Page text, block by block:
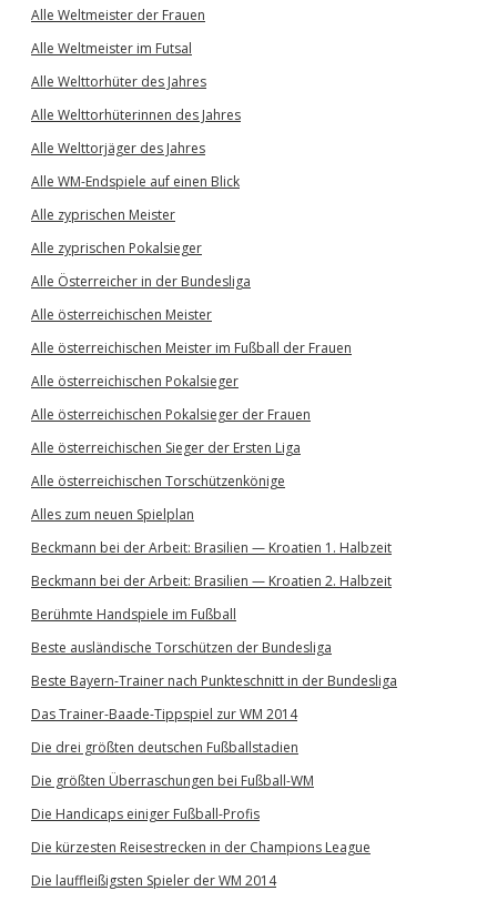
Alle Weltmeister der Frauen
Alle Weltmeister im Futsal
Alle Welttorhüter des Jahres
Alle Welttorhüterinnen des Jahres
Alle Welttorjäger des Jahres
Alle WM-Endspiele auf einen Blick
Alle zyprischen Meister
Alle zyprischen Pokalsieger
Alle Österreicher in der Bundesliga
Alle österreichischen Meister
Alle österreichischen Meister im Fußball der Frauen
Alle österreichischen Pokalsieger
Alle österreichischen Pokalsieger der Frauen
Alle österreichischen Sieger der Ersten Liga
Alle österreichischen Torschützenkönige
Alles zum neuen Spielplan
Beckmann bei der Arbeit: Brasilien — Kroatien 1. Halbzeit
Beckmann bei der Arbeit: Brasilien — Kroatien 2. Halbzeit
Berühmte Handspiele im Fußball
Beste ausländische Torschützen der Bundesliga
Beste Bayern-Trainer nach Punkteschnitt in der Bundesliga
Das Trainer-Baade-Tippspiel zur WM 2014
Die drei größten deutschen Fußballstadien
Die größten Überraschungen bei Fußball-WM
Die Handicaps einiger Fußball-Profis
Die kürzesten Reisestrecken in der Champions League
Die lauffleißigsten Spieler der WM 2014